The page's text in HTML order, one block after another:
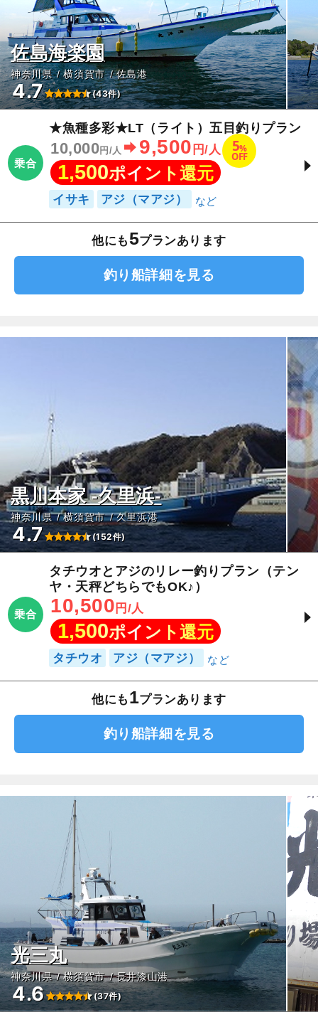
佐島海楽園
神奈川県 横須賀市 佐島港
4.7 (43件)
乗合
★魚種多彩★LT（ライト）五目釣りプラン
10,000 円/人 9,500 円/人 5%
OFF
1,500ポイント還元
イサキ アジ（マアジ）
他にも5プランあります
釣り船詳細を見る
黒川本家 -久里浜-
神奈川県 横須賀市 久里浜港
4.7 (152件)
乗合
タチウオとアジのリレー釣りプラン（テン
ヤ・天秤どちらでもOK♪）
10,500 円/人
1,500ポイント還元
タチウオ アジ（マアジ）
他にも 1プランあります
釣り船詳細を見る
光三丸
神奈川県 横須賀市 長井漆山港
4.6 (37件)